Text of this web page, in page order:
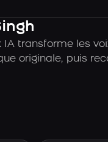
transforme les
originale, puis